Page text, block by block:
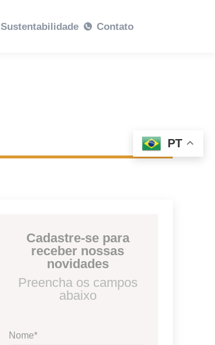
Sustentabilidade Contato
Cadastre-se para
receber nossas
novidades
Preencha os campos
abaixo
Nome*
PT
Contato